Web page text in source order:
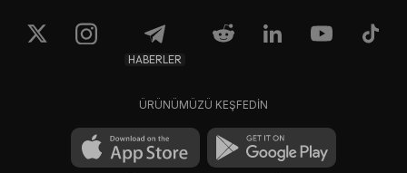
HABERLER
ÜRÜNÜMÜZÜ KEŞFEDİN